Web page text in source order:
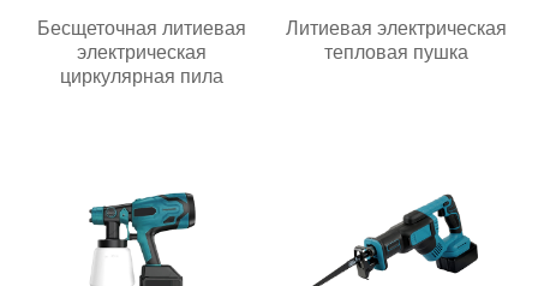
Бесщеточная литиевая
электрическая
циркулярная пила
Литиевая электрическая
тепловая пушка